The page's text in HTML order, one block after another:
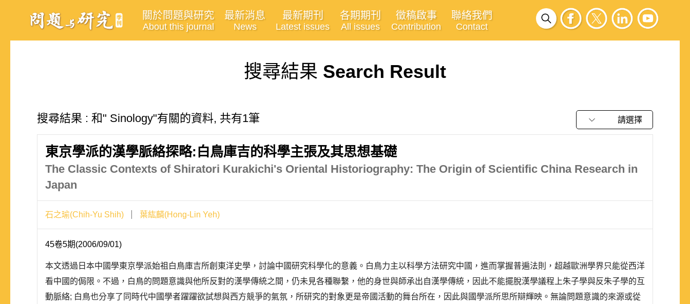
關於問題與研究
About this journal
最新消息
News
最新期刊
Latest issues
各期期刊
All issues
徵稿啟事
Contribution
聯絡我們
Contact
搜尋結果 Search Result
搜尋結果 : 和" Sinology"有關的資料, 共有1筆 請選擇
東京學派的漢學脈絡探略:白鳥庫吉的科學主張及其思想基礎
The Classic Contexts of Shiratori Kurakichi's Oriental Historiography: The Origin of Scientific China Research in
Japan
石之瑜(Chih-Yu Shih) 葉紘麟(Hong-Lin Yeh)
45卷5期(2006/09/01)
本文透過日本中國學東京學派始祖白鳥庫吉所創東洋史學，討論中國研究科學化的意義。白鳥力主以科學方法研究中國，進而掌握普遍法則，超越歐洲學界只能從西洋
看中國的侷限。不過，白鳥的問題意識與他所反對的漢學傳統之間，仍未見各種聯繫，他的身世與師承出自漢學傳統，因此不能擺脫漢學議程上朱子學與反朱子學的互
動脈絡; 白鳥也分享了同時代中國學者躍躍欲試想與西方競爭的氣氛，所研究的對象更是帝國活動的舞台所在，因此與國學派所思所辯輝映。無論問題意識的來源或從